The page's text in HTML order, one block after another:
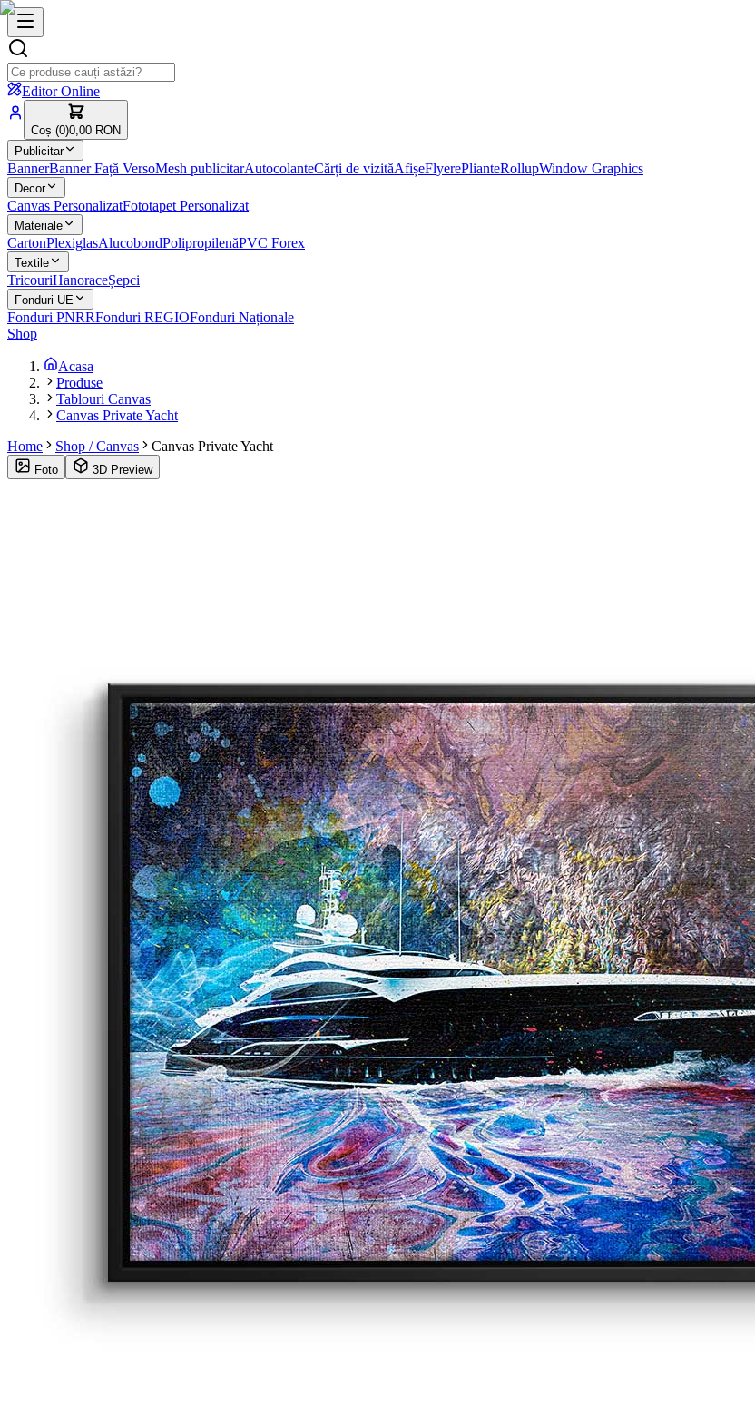
Editor Online
Coș (0)0,00 RON
Publicitar
BannerBanner Față VersoMesh publicitarAutocolanteCărți de vizităAfișeFlyerePlianteRollupWindow Graphics
Decor
Canvas PersonalizatFototapet Personalizat
Materiale
CartonPlexiglasAlucobondPolipropilenăPVC Forex
Textile
TricouriHanoraceȘepci
Fonduri UE
Fonduri PNRRFonduri REGIOFonduri Naționale
Shop
Acasa
Produse
Tablouri Canvas
Canvas Private Yacht
Home
Shop / Canvas Canvas Private Yacht
Foto 3D Preview